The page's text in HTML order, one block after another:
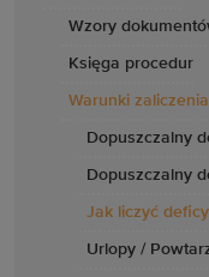
Wzory
Księga procedur
Warunki
Dopuszczalny
Dopuszczalny
Jak liczyć
Urlopy /